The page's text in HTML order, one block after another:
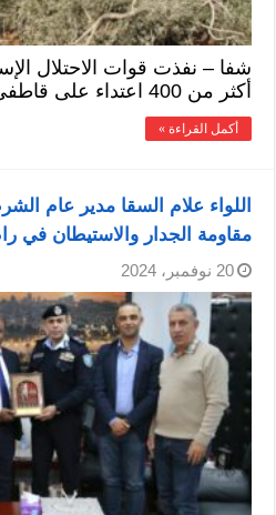
شفا – نفذت قوات الاحتلال
أكثر من 400 اعتداء على قاطفي الزيتون منذ …
أكمل القراءة »
اللواء علام السقا مدير عام
مقاومة الجدار والاستيطان في
20 نوفمبر، 2024